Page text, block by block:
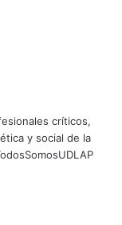
críticos,
y social de la